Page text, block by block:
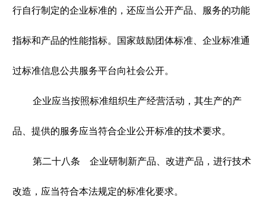
行自行制定的企业标准的，还应当公开产品、服务的功能
指标和产品的性能指标。国家鼓励团体标准、企业标准通
过标准信息公共服务平台向社会公开。
企业应当按照标准组织生产经营活动，其生产的产
品、提供的服务应当符合企业公开标准的技术要求。
第二十八条 企业研制新产品、改进产品，进行技术
改造，应当符合本法规定的标准化要求。